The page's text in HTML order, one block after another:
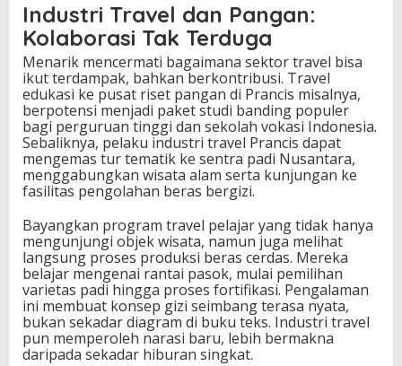
Industri Travel dan Pangan:
Kolaborasi Tak Terduga
Menarik mencermati bagaimana sektor travel bisa
ikut terdampak, bahkan berkontribusi. Travel
edukasi ke pusat riset pangan di Prancis misalnya,
berpotensi menjadi paket studi banding populer
bagi perguruan tinggi dan sekolah vokasi Indonesia.
Sebaliknya, pelaku industri travel Prancis dapat
mengemas tur tematik ke sentra padi Nusantara,
menggabungkan wisata alam serta kunjungan ke
fasilitas pengolahan beras bergizi.
Bayangkan program travel pelajar yang tidak hanya
mengunjungi objek wisata, namun juga melihat
langsung proses produksi beras cerdas. Mereka
belajar mengenai rantai pasok, mulai pemilihan
varietas padi hingga proses fortifikasi. Pengalaman
ini membuat konsep gizi seimbang terasa nyata,
bukan sekadar diagram di buku teks. Industri travel
pun memperoleh narasi baru, lebih bermakna
daripada sekadar hiburan singkat.